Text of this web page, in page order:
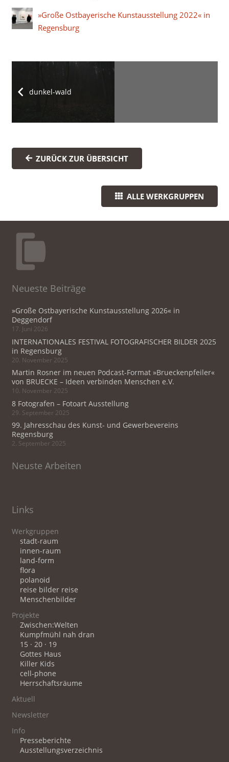
»Große Ostbayerische Kunstausstellung 2022« in
Regensburg
dunkel-wald
ZURÜCK ZUR ÜBERSICHT
ALLE WERKGRUPPEN
Neueste Beiträge
»Große Ostbayerische Kunstausstellung 2026« in
Deggendorf
17. Juni 2026
INTERNATIONALES FESTIVAL FOTOGRAFISCHER BILDER 2025
in Regensburg
20. November 2025
Martin Rosner im neuen Podcast-Format »Brueckenpfeiler«
von BRUECKE – Ideen verbinden Menschen e.V.
10. November 2025
8 Fotografen – Fotoart Ausstellung
29. September 2025
99. Jahresschau des Kunst- und Gewerbevereins
Regensburg
2. September 2025
Neuste Arbeiten
Links
Werkgruppen
stadt-raum
innen-raum
land-form
flora
polanoid
reise bilder reise
Menschenbilder
Projekte
Zwischen:Welten
Kumpfmühl nah dran
15 · 20 · 19
Gottes Haus
Killer Kids
cell-phone
Herrschaftsräume
Aktuell
Newsletter
Info
Presseberichte
Ausstellungsverzeichnis